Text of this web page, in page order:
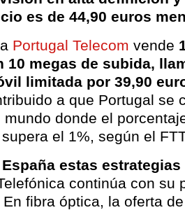
es de 44,90 euros
Portugal Telecom vende
10 megas de subida,
limitada por 39,90
a que Portugal se
donde el
el 1%, según el
estas
continúa con su
fibra óptica, la oferta